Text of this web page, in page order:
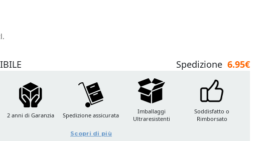
Spedizione 6.95€
2 anni di Garanzia Spedizione assicurata
Imballaggi
Ultraresistenti
Soddisfatto o
Rimborsato
Scopri di più